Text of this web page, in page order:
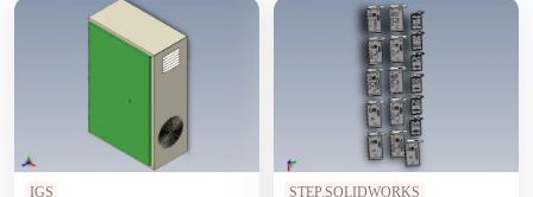
IGS STEP,SOLIDWORKS